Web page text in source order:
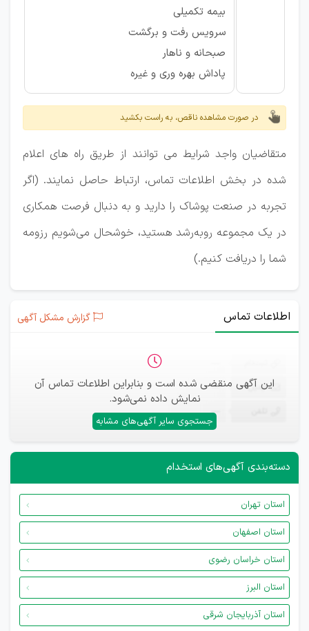
بیمه تکمیلی
سرویس رفت و برگشت
صبحانه و ناهار
پاداش بهره وری و غیره
در صورت مشاهده ناقص، به راست بکشید
متقاضیان واجد شرایط می توانند از طریق راه های اعلام
شده در بخش اطلاعات تماس، ارتباط حاصل نمایند. (اگر
تجربه در صنعت پوشاک را دارید و به دنبال فرصت همکاری
در یک مجموعه رو‌به‌رشد هستید، خوشحال می‌شویم رزومه
شما را دریافت کنیم.)
اطلاعات تماس گزارش مشکل آگهی
این آگهی منقضی شده است و بنابراین اطلاعات تماس آن
نمایش داده نمی‌شود.
جستجوی سایر آگهی‌های مشابه
ایمیل —
—
دسته‌بندی آگهی‌های استخدام
استان تهران
استان اصفهان
استان خراسان رضوی
استان البرز
استان آذربایجان شرقی